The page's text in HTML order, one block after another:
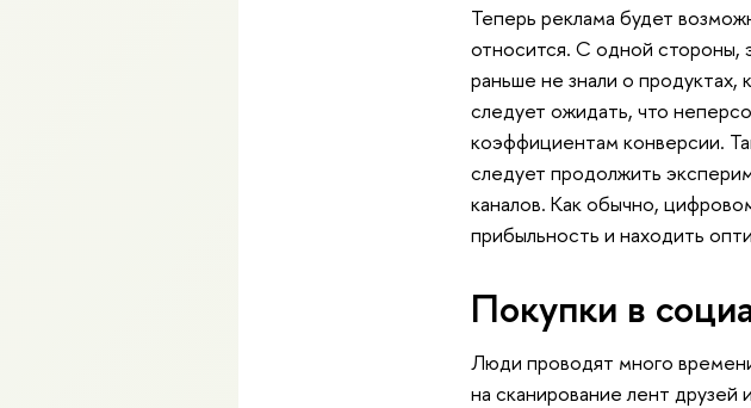
Теперь реклама будет
относится. С одной стороны,
раньше не знали о
следует ожидать, что
коэффициентам конверсии.
следует продолжить
каналов. Как обычно,
прибыльность и находить
Покупки в
Люди проводят много
на сканирование лент